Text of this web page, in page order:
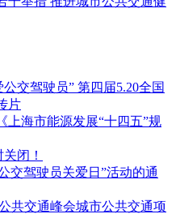
交驾驶员” 第四届5.20全国
片
上海市能源发展“十四五”规
闭！
交驾驶员关爱日”活动的通
共交通峰会城市公共交通项